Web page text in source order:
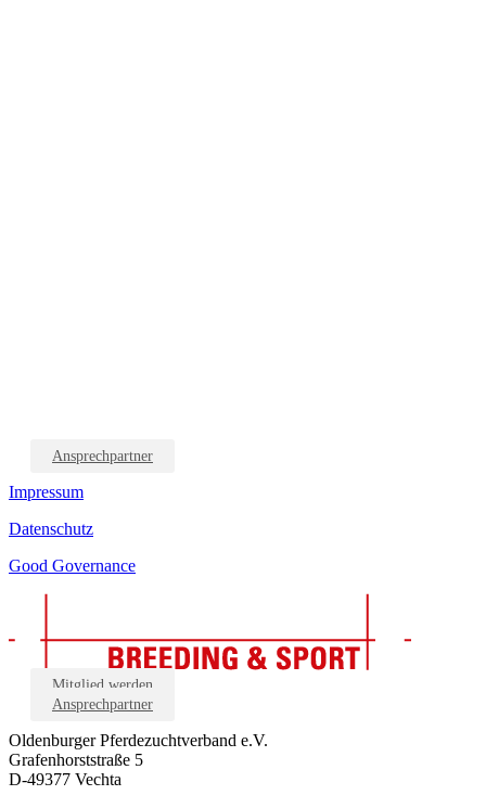
Ansprechpartner
Impressum
Datenschutz
Good Governance
Mitglied werden
Ansprechpartner
Oldenburger Pferdezuchtverband e.V.
Grafenhorststraße 5
D-49377 Vechta